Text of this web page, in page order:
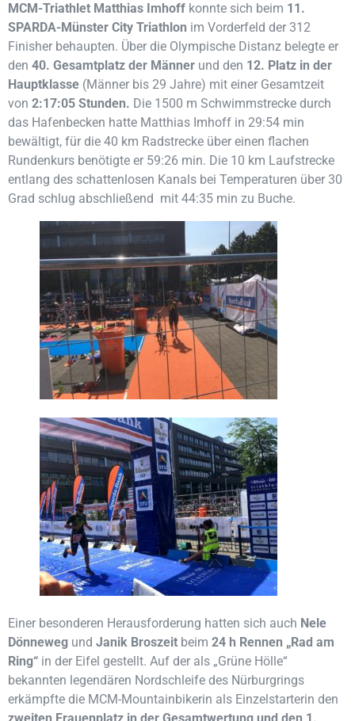
MCM-Triathlet Matthias Imhoff konnte sich beim 11.
SPARDA-Münster City Triathlon im Vorderfeld der 312
Finisher behaupten. Über die Olympische Distanz belegte er
den 40. Gesamtplatz der Männer und den 12. Platz in der
Hauptklasse (Männer bis 29 Jahre) mit einer Gesamtzeit
von 2:17:05 Stunden. Die 1500 m Schwimmstrecke durch
das Hafenbecken hatte Matthias Imhoff in 29:54 min
bewältigt, für die 40 km Radstrecke über einen flachen
Rundenkurs benötigte er 59:26 min. Die 10 km Laufstrecke
entlang des schattenlosen Kanals bei Temperaturen über 30
Grad schlug abschließend mit 44:35 min zu Buche.
Einer besonderen Herausforderung hatten sich auch Nele
Dönneweg und Janik Broszeit beim 24 h Rennen „Rad am
Ring“ in der Eifel gestellt. Auf der als „Grüne Hölle“
bekannten legendären Nordschleife des Nürburgrings
erkämpfte die MCM-Mountainbikerin als Einzelstarterin den